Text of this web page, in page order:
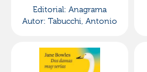
Editorial: Anagrama
Autor: Tabucchi, Antonio